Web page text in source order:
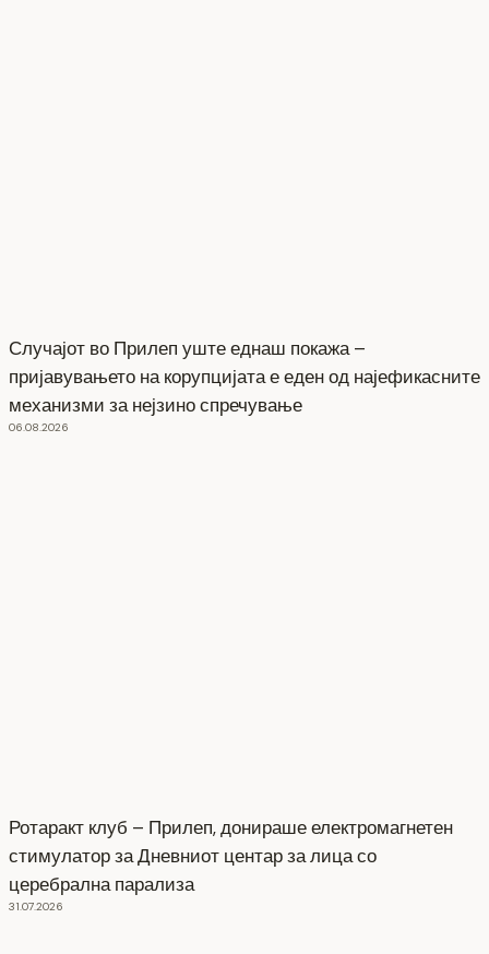
Случајот во Прилеп уште еднаш покажа –
пријавувањето на корупцијата е еден од најефикасните
механизми за нејзино спречување
06.08.2026
Ротаракт клуб – Прилеп, донираше електромагнетен
стимулатор за Дневниот центар за лица со
церебрална парализа
31.07.2026